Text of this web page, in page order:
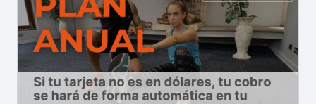
nutricionales, blog fitness y los coaches más
motivadores
Entrena donde, cuando y cuantas veces quieras,
acceso ilimitado 24/7. Accede desde cualquier